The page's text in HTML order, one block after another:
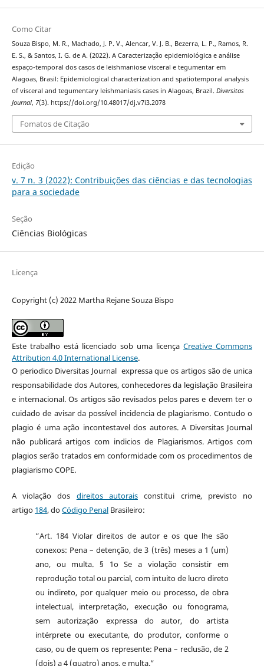
Como Citar
Souza Bispo, M. R., Machado, J. P. V., Alencar, V. J. B., Bezerra, L. P., Ramos, R.
E. S., & Santos, I. G. de A. (2022). A Caracterização epidemiológica e análise
espaço-temporal dos casos de leishmaniose visceral e tegumentar em
Alagoas, Brasil: Epidemiological characterization and spatiotemporal analysis
of visceral and tegumentary leishmaniasis cases in Alagoas, Brazil. Diversitas
Journal, 7(3). https://doi.org/10.48017/dj.v7i3.2078
Fomatos de Citação
Edição
v. 7 n. 3 (2022): Contribuições das ciências e das tecnologias
para a sociedade
Seção
Ciências Biológicas
Licença
Copyright (c) 2022 Martha Rejane Souza Bispo
Este trabalho está licenciado sob uma licençaCreative Commons
Attribution 4.0 International License.
O periodico Diversitas Journal expressa que os artigos são de unica
responsabilidade dos Autores, conhecedores da legislação Brasileira
e internacional. Os artigos são revisados pelos pares e devem ter o
cuidado de avisar da possível incidencia de plagiarismo. Contudo o
plagio é uma ação incontestavel dos autores. A Diversitas Journal
não publicará artigos com indicios de Plagiarismos. Artigos com
plagios serão tratados em conformidade com os procedimentos de
plagiarismo COPE.
A violação dos direitos autorais constitui crime, previsto no
artigo 184, doCódigo PenalBrasileiro:
“Art. 184 Violar direitos de autor e os que lhe são
conexos: Pena – detenção, de 3 (três) meses a 1 (um)
ano, ou multa. § 1o Se a violação consistir em
reprodução total ou parcial, com intuito de lucro direto
ou indireto, por qualquer meio ou processo, de obra
intelectual, interpretação, execução ou fonograma,
sem autorização expressa do autor, do artista
intérprete ou executante, do produtor, conforme o
caso, ou de quem os represente: Pena – reclusão, de 2
(dois) a 4 (quatro) anos, e multa.”